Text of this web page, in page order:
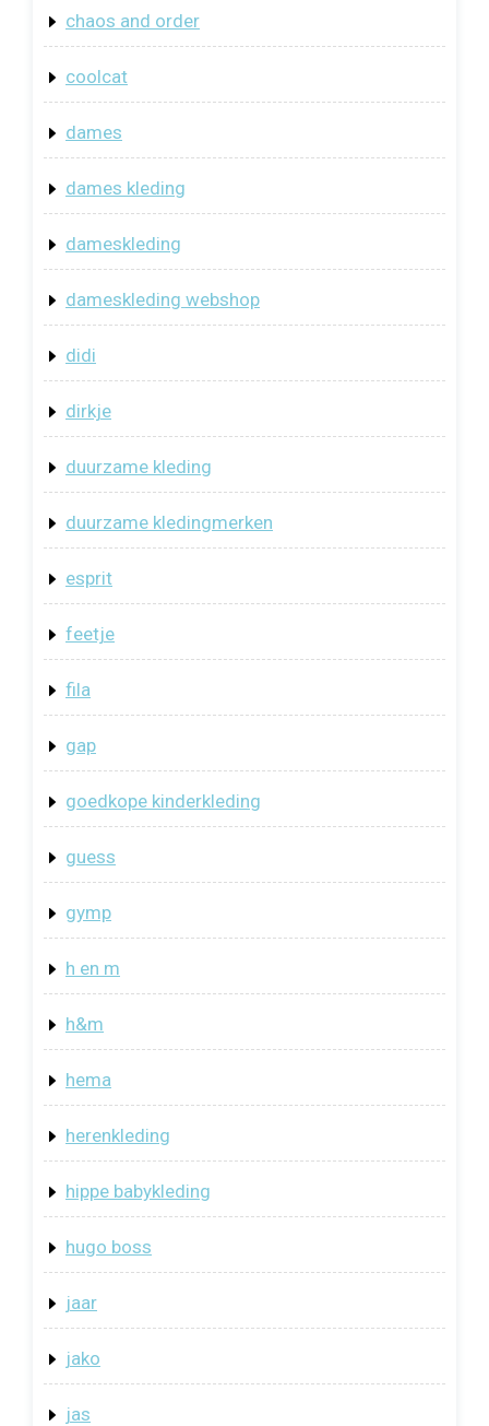
chaos and order
coolcat
dames
dames kleding
dameskleding
dameskleding webshop
didi
dirkje
duurzame kleding
duurzame kledingmerken
esprit
feetje
fila
gap
goedkope kinderkleding
guess
gymp
h en m
h&m
hema
herenkleding
hippe babykleding
hugo boss
jaar
jako
jas